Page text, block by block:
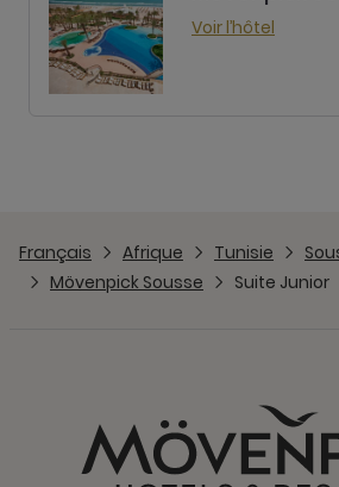
Voir l’hôtel
Français Afrique Tunisie
Mövenpick Sousse
Suite Junior